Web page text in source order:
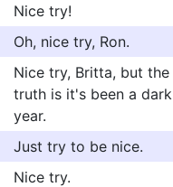
Nice try!
Oh, nice try, Ron.
Nice try, Britta, but the
truth is it's been a dark
year.
Just try to be nice.
Nice try.